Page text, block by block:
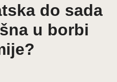
do sada
u borbi